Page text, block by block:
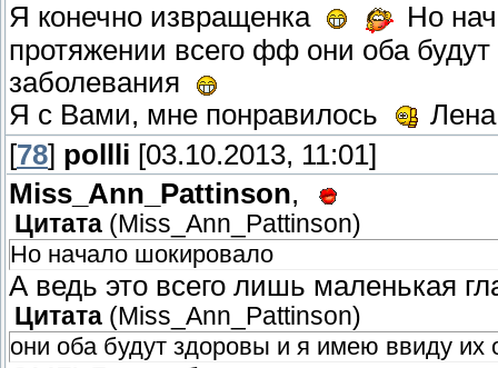
Я конечно извращенка
Но
протяжении всего фф они оба
заболевания
Я с Вами, мне понравилось
[78] pollli [03.10.2013, 11:01]
Miss_Ann_Pattinson,
Цитата (Miss_Ann_Pattinson)
Но начало шокировало
А ведь это всего лишь маленькая
Цитата (Miss_Ann_Pattinson)
они оба будут здоровы и я имею ввиду их